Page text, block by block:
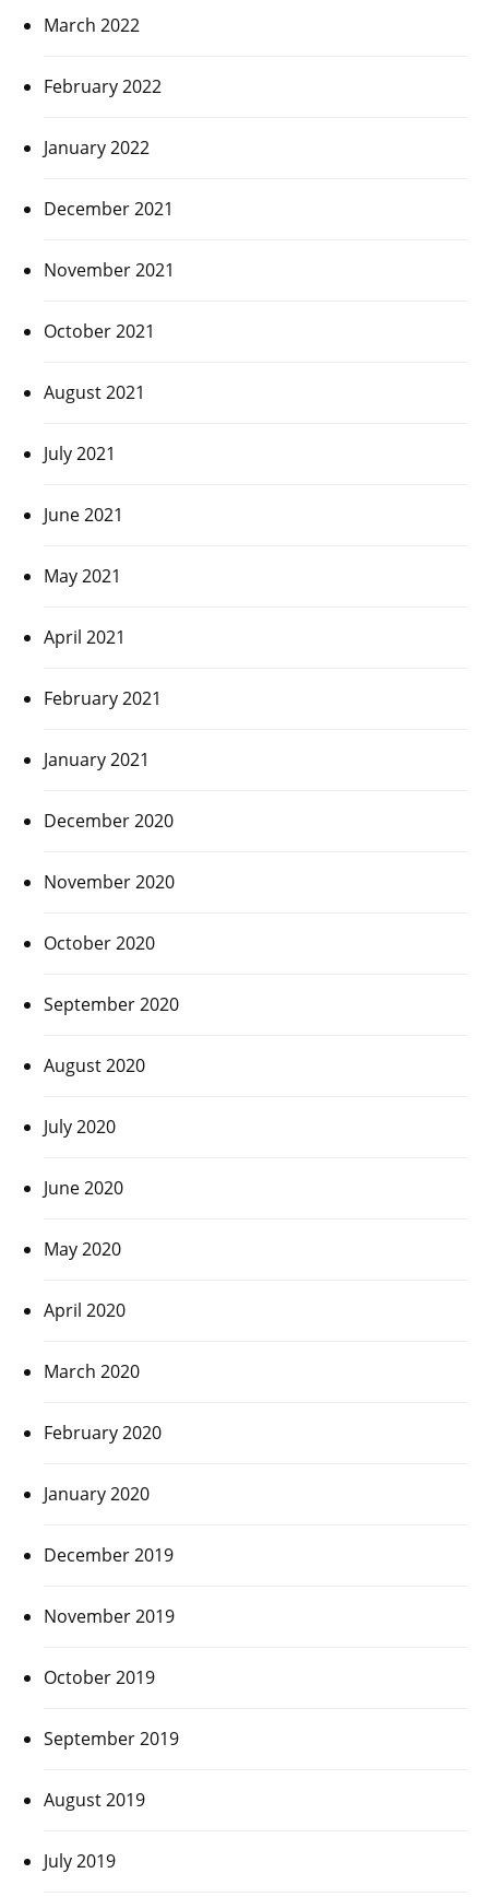
March 2022
February 2022
January 2022
December 2021
November 2021
October 2021
August 2021
July 2021
June 2021
May 2021
April 2021
February 2021
January 2021
December 2020
November 2020
October 2020
September 2020
August 2020
July 2020
June 2020
May 2020
April 2020
March 2020
February 2020
January 2020
December 2019
November 2019
October 2019
September 2019
August 2019
July 2019